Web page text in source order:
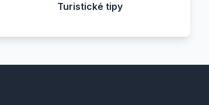
Turistické tipy